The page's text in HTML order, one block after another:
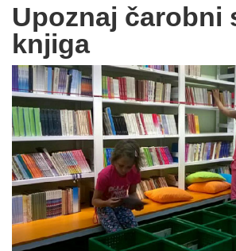
O nama
Aktuelnosti
Galerija
Projekti
Prijatelji
Kontakt
Upoznaj čarobni
knjiga